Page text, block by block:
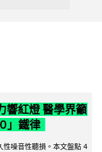
響紅燈 醫學界籲
」鐵律
性噪音性聽損。本文盤點 4